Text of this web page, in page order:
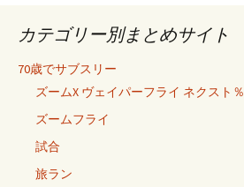
カテゴリー別まとめサイト
70歳でサブスリー
ズームX ヴェイパーフライ ネクスト％
ズームフライ
試合
旅ラン